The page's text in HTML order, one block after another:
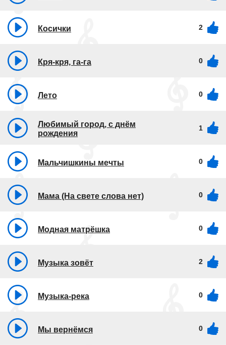
Косички 2
Кря-кря, га-га 0
Лето 0
Любимый город, с днём
рождения
1
Мальчишкины мечты 0
Мама (На свете слова нет) 0
Модная матрёшка 0
Музыка зовёт 2
Музыка-река 0
Мы вернёмся 0